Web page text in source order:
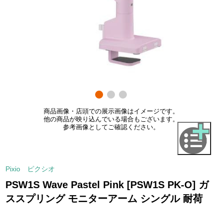
商品画像・店頭での展示画像はイメージです。
他の商品が映り込んでいる場合もございます。
参考画像としてご確認ください。
Pixio ピクシオ
PSW1S Wave Pastel Pink [PSW1S PK-O] ガ
ススプリング モニターアーム シングル 耐荷